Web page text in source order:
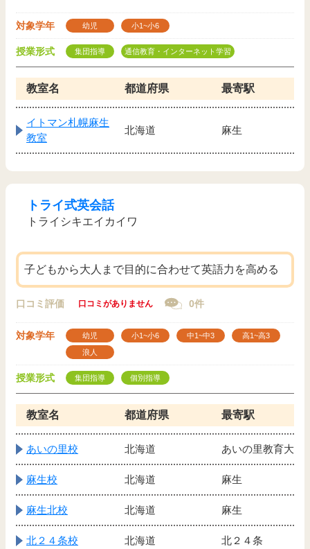
対象学年 幼児 小1~小6
授業形式 集団指導 通信教育・インターネット学習
教室名 都道府県 最寄駅
イトマン札幌麻生
教室
北海道 麻生
トライ式英会話
トライシキエイカイワ
子どもから大人まで目的に合わせて英語力を高める
口コミ評価 口コミがありません 0件
対象学年 幼児 小1~小6 中1~中3
高1~高3
浪人
授業形式 集団指導 個別指導
教室名 都道府県 最寄駅
あいの里校 北海道 あいの里教育大
麻生校 北海道 麻生
麻生北校 北海道 麻生
北２４条校 北海道 北２４条